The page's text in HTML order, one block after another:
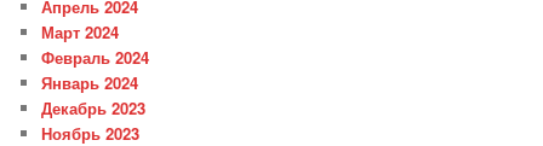
Апрель 2024
Март 2024
Февраль 2024
Январь 2024
Декабрь 2023
Ноябрь 2023